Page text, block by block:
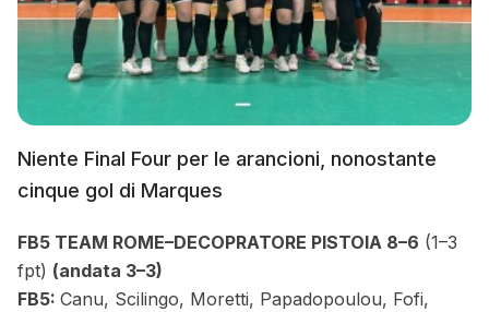
Niente Final Four per le arancioni, nonostante
cinque gol di Marques
FB5 TEAM ROME–DECOPRATORE PISTOIA 8–6 (1–3
fpt) (andata 3–3)
FB5: Canu, Scilingo, Moretti, Papadopoulou, Fofi,